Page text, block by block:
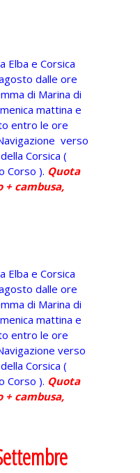
Elba e Corsica
dalle ore
di Marina di
mattina e
entro le ore
verso
Corsica (
Corso ). Quota
+ cambusa,
Elba e Corsica
dalle ore
di Marina di
mattina e
entro le ore
verso
Corsica (
Corso ). Quota
+ cambusa,